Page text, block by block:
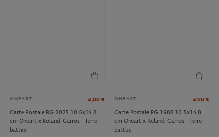
ONEART 3,00 €
Carte Postale RG 2025 10.5x14.8
cm Oneart x Roland-Garros - Terre
battue
ONEART 3,00 €
Carte Postale RG 1988 10.5x14.8
cm Oneart x Roland-Garros - Terre
battue